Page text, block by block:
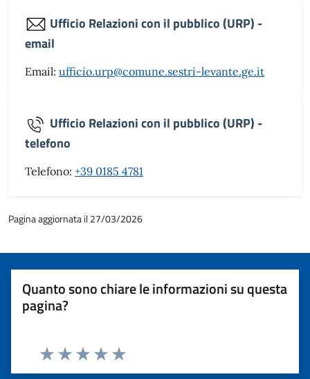
Ufficio Relazioni con il pubblico (URP) -
email
Email: ufficio.urp@comune.sestri-levante.ge.it
Ufficio Relazioni con il pubblico (URP) -
telefono
Telefono: +39 0185 4781
Pagina aggiornata il 27/03/2026
Quanto sono chiare le informazioni su questa
pagina?
Valuta 5 stelle su 5
Valuta 4 stelle su 5
Valuta 3 stelle su 5
Valuta 2 stelle su 5
Valuta 1 stelle su 5